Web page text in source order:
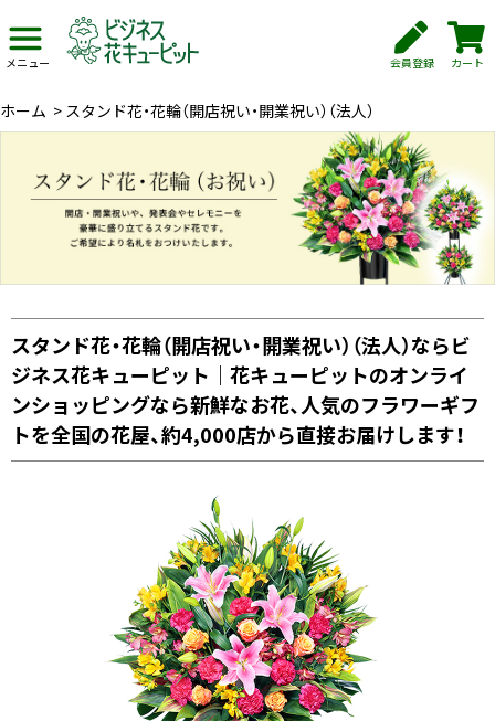
メニュー 会員登録 カート
ホーム > スタンド花・花輪（開店祝い・開業祝い）（法人）
スタンド花・花輪（開店祝い・開業祝い）（法人）ならビ
ジネス花キューピット｜花キューピットのオンライ
ンショッピングなら新鮮なお花、人気のフラワーギフ
トを全国の花屋、約4,000店から直接お届けします！